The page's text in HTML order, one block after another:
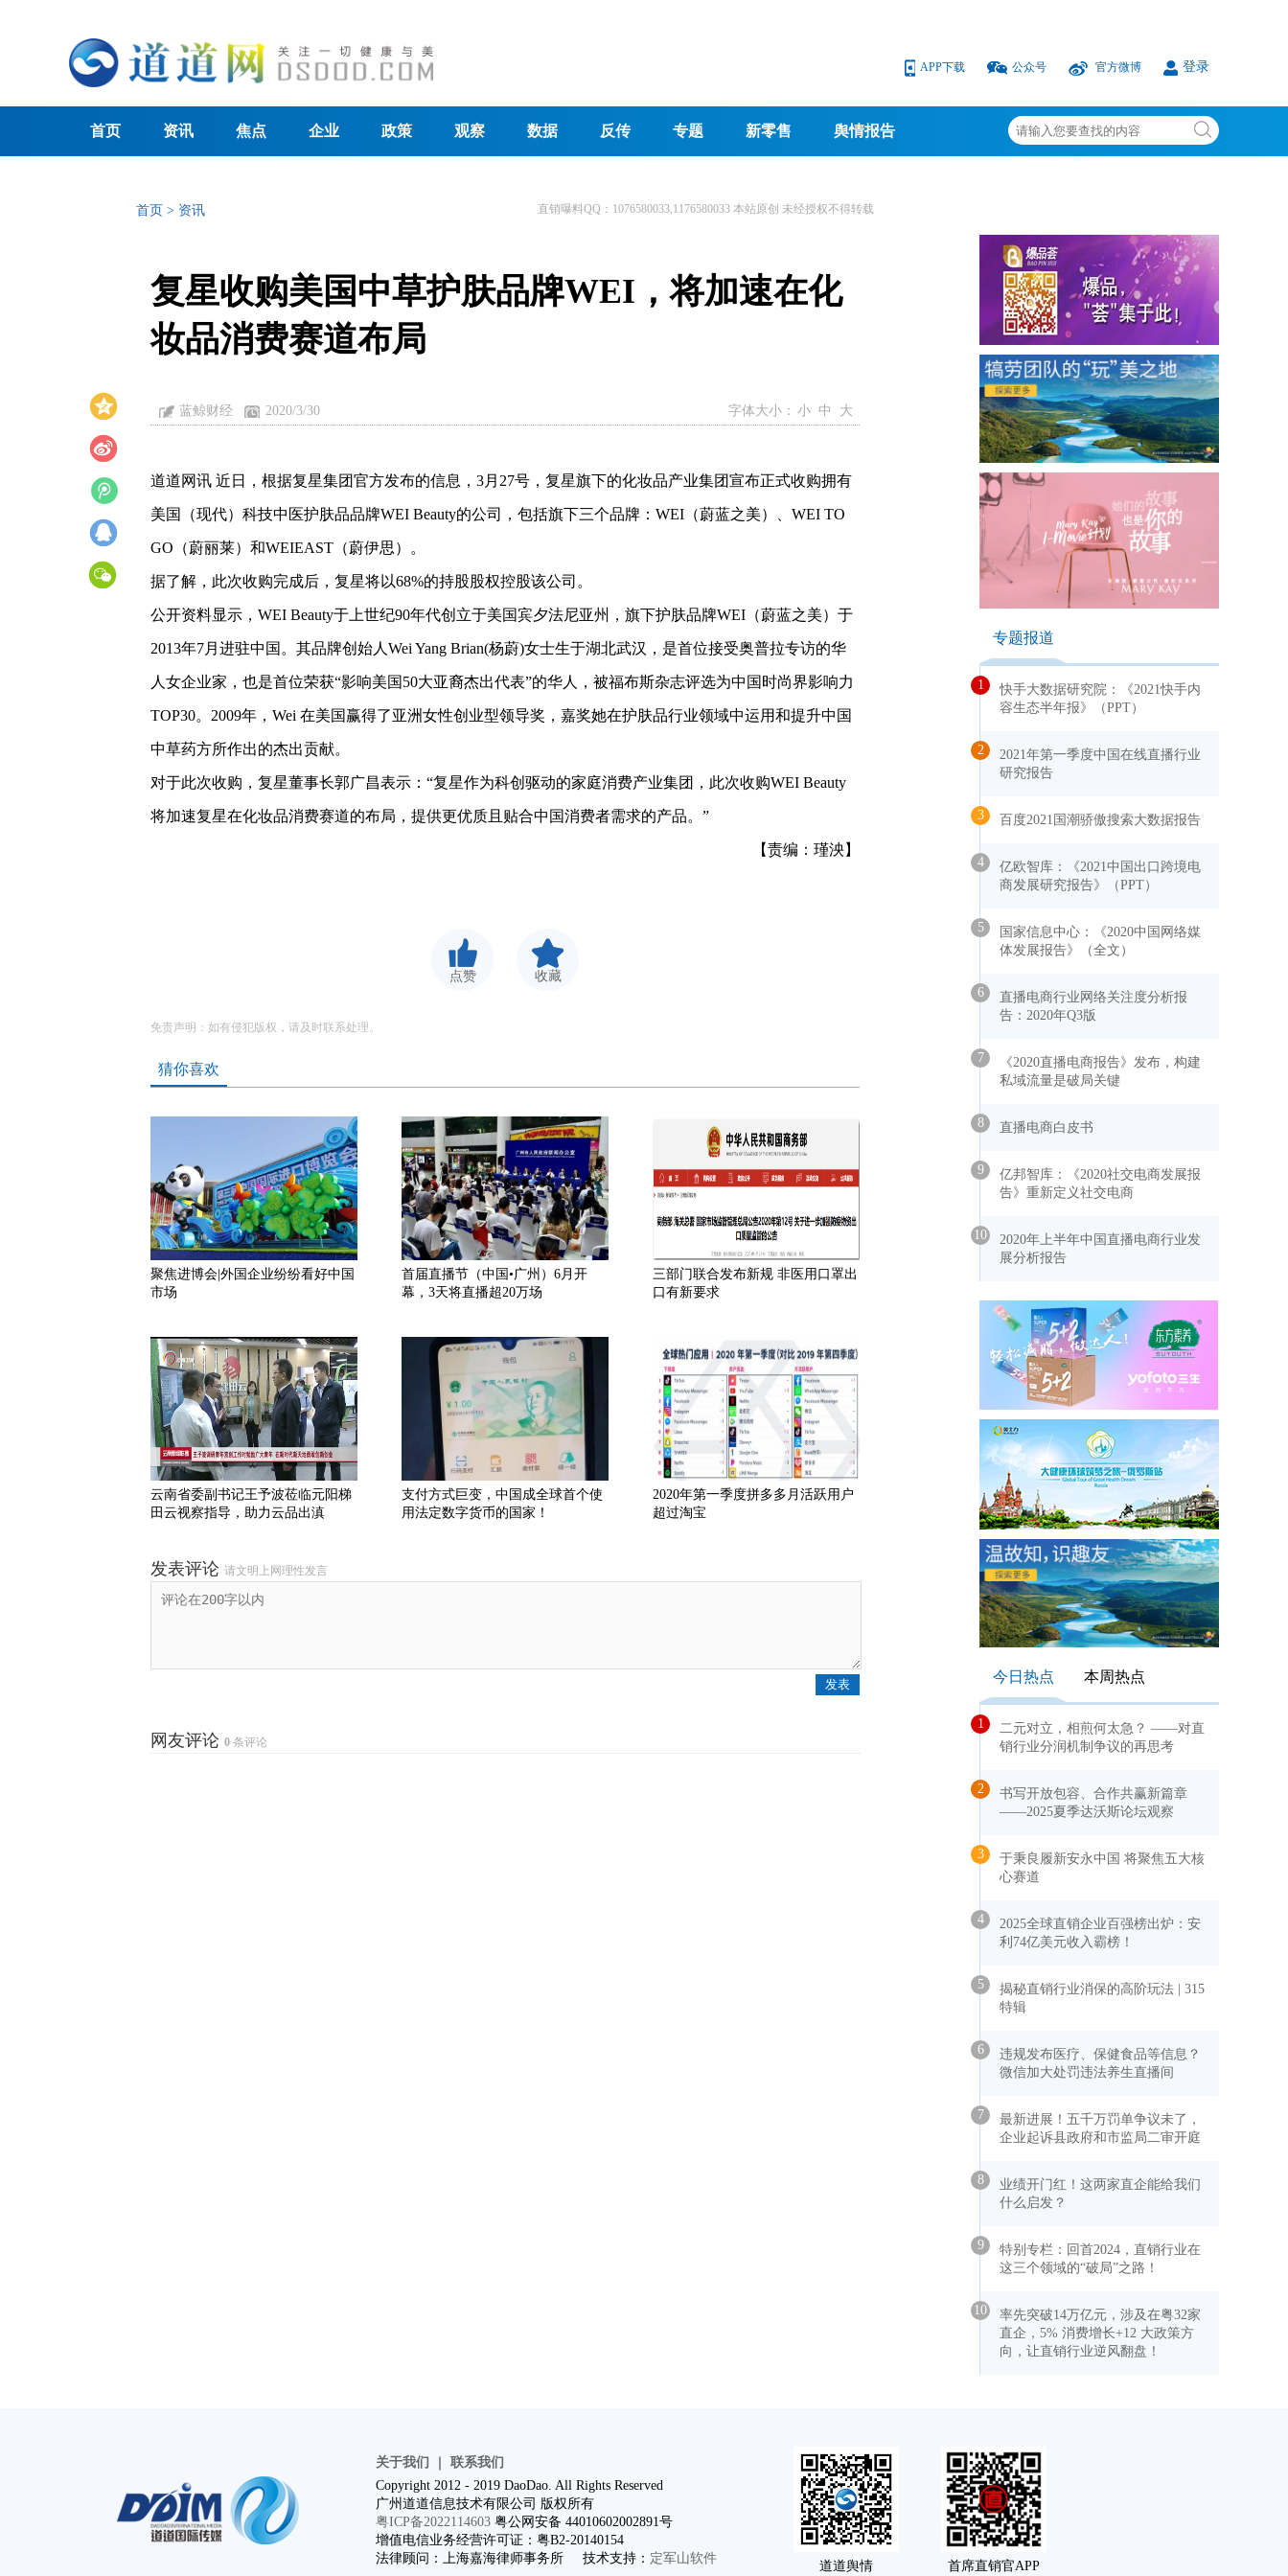
APP下载 公众号 官方微博 登录
首页 资讯 焦点 企业 政策 观察 数据 反传 专题 新零售 舆情报告
首页 > 资讯 直销曝料QQ：1076580033,1176580033 本站原创 未经授权不得转载
复星收购美国中草护肤品牌WEI，将加速在化
妆品消费赛道布局
蓝鲸财经 2020/3/30 字体大小： 小 中 大
道道网讯 近日，根据复星集团官方发布的信息，3月27号，复星旗下的化妆品产业集团宣布正式收购拥有
美国（现代）科技中医护肤品品牌WEI Beauty的公司，包括旗下三个品牌：WEI（蔚蓝之美）、WEI TO
GO（蔚丽莱）和WEIEAST（蔚伊思）。
据了解，此次收购完成后，复星将以68%的持股股权控股该公司。
公开资料显示，WEI Beauty于上世纪90年代创立于美国宾夕法尼亚州，旗下护肤品牌WEI（蔚蓝之美）于
2013年7月进驻中国。其品牌创始人Wei Yang Brian(杨蔚)女士生于湖北武汉，是首位接受奥普拉专访的华
人女企业家，也是首位荣获“影响美国50大亚裔杰出代表”的华人，被福布斯杂志评选为中国时尚界影响力
TOP30。2009年，Wei 在美国赢得了亚洲女性创业型领导奖，嘉奖她在护肤品行业领域中运用和提升中国
中草药方所作出的杰出贡献。
对于此次收购，复星董事长郭广昌表示：“复星作为科创驱动的家庭消费产业集团，此次收购WEI Beauty
将加速复星在化妆品消费赛道的布局，提供更优质且贴合中国消费者需求的产品。”
【责编：瑾泱】
点赞 收藏
免责声明：如有侵犯版权，请及时联系处理。
猜你喜欢
聚焦进博会|外国企业纷纷看好中国
市场
首届直播节（中国•广州）6月开
幕，3天将直播超20万场
三部门联合发布新规 非医用口罩出
口有新要求
云南省委副书记王予波莅临元阳梯
田云视察指导，助力云品出滇
支付方式巨变，中国成全球首个使
用法定数字货币的国家！
2020年第一季度拼多多月活跃用户
超过淘宝
发表评论 请文明上网理性发言
网友评论 0 条评论
专题报道
1
快手大数据研究院：《2021快手内
容生态半年报》（PPT）
2
2021年第一季度中国在线直播行业
研究报告
3 百度2021国潮骄傲搜索大数据报告
4
亿欧智库：《2021中国出口跨境电
商发展研究报告》（PPT）
5
国家信息中心：《2020中国网络媒
体发展报告》（全文）
6
直播电商行业网络关注度分析报
告：2020年Q3版
7
《2020直播电商报告》发布，构建
私域流量是破局关键
8 直播电商白皮书
9
亿邦智库：《2020社交电商发展报
告》重新定义社交电商
10
2020年上半年中国直播电商行业发
展分析报告
今日热点 本周热点
1
二元对立，相煎何太急？ ——对直
销行业分润机制争议的再思考
2
书写开放包容、合作共赢新篇章
——2025夏季达沃斯论坛观察
3
于秉良履新安永中国 将聚焦五大核
心赛道
4
2025全球直销企业百强榜出炉：安
利74亿美元收入霸榜！
5
揭秘直销行业消保的高阶玩法 | 315
特辑
6
违规发布医疗、保健食品等信息？
微信加大处罚违法养生直播间
7
最新进展！五千万罚单争议未了，
企业起诉县政府和市监局二审开庭
8
业绩开门红！这两家直企能给我们
什么启发？
9
特别专栏：回首2024，直销行业在
这三个领域的“破局”之路！
10
率先突破14万亿元，涉及在粤32家
直企，5% 消费增长+12 大政策方
向，让直销行业逆风翻盘！
关于我们
联系我们
Copyright 2012 - 2019 DaoDao. All Rights Reserved
广州道道信息技术有限公司 版权所有
粤ICP备2022114603 粤公网安备 44010602002891号
增值电信业务经营许可证：粤B2-20140154
法律顾问：上海嘉海律师事务所 技术支持： 定军山软件 道道舆情 首席直销官APP